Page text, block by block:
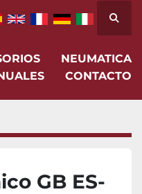
NEUMATICA
CONTACTO
GB ES-